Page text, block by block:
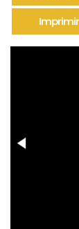
Imprimir